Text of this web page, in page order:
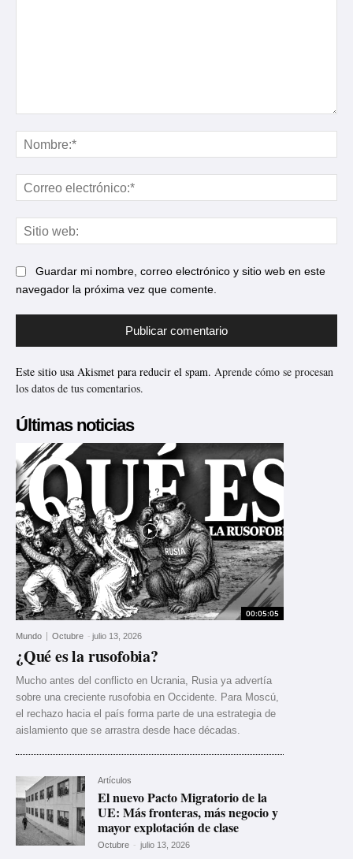
Guardar mi nombre, correo electrónico y sitio web en este
navegador la próxima vez que comente.
Este sitio usa Akismet para reducir el spam. Aprende cómo se procesan
los datos de tus comentarios.
Últimas noticias
00:05:05
Mundo Octubre - julio 13, 2026
¿Qué es la rusofobia?
Mucho antes del conflicto en Ucrania, Rusia ya advertía
sobre una creciente rusofobia en Occidente. Para Moscú,
el rechazo hacia el país forma parte de una estrategia de
aislamiento que se arrastra desde hace décadas.
Artículos
El nuevo Pacto Migratorio de la
UE: Más fronteras, más negocio y
mayor explotación de clase
Octubre - julio 13, 2026